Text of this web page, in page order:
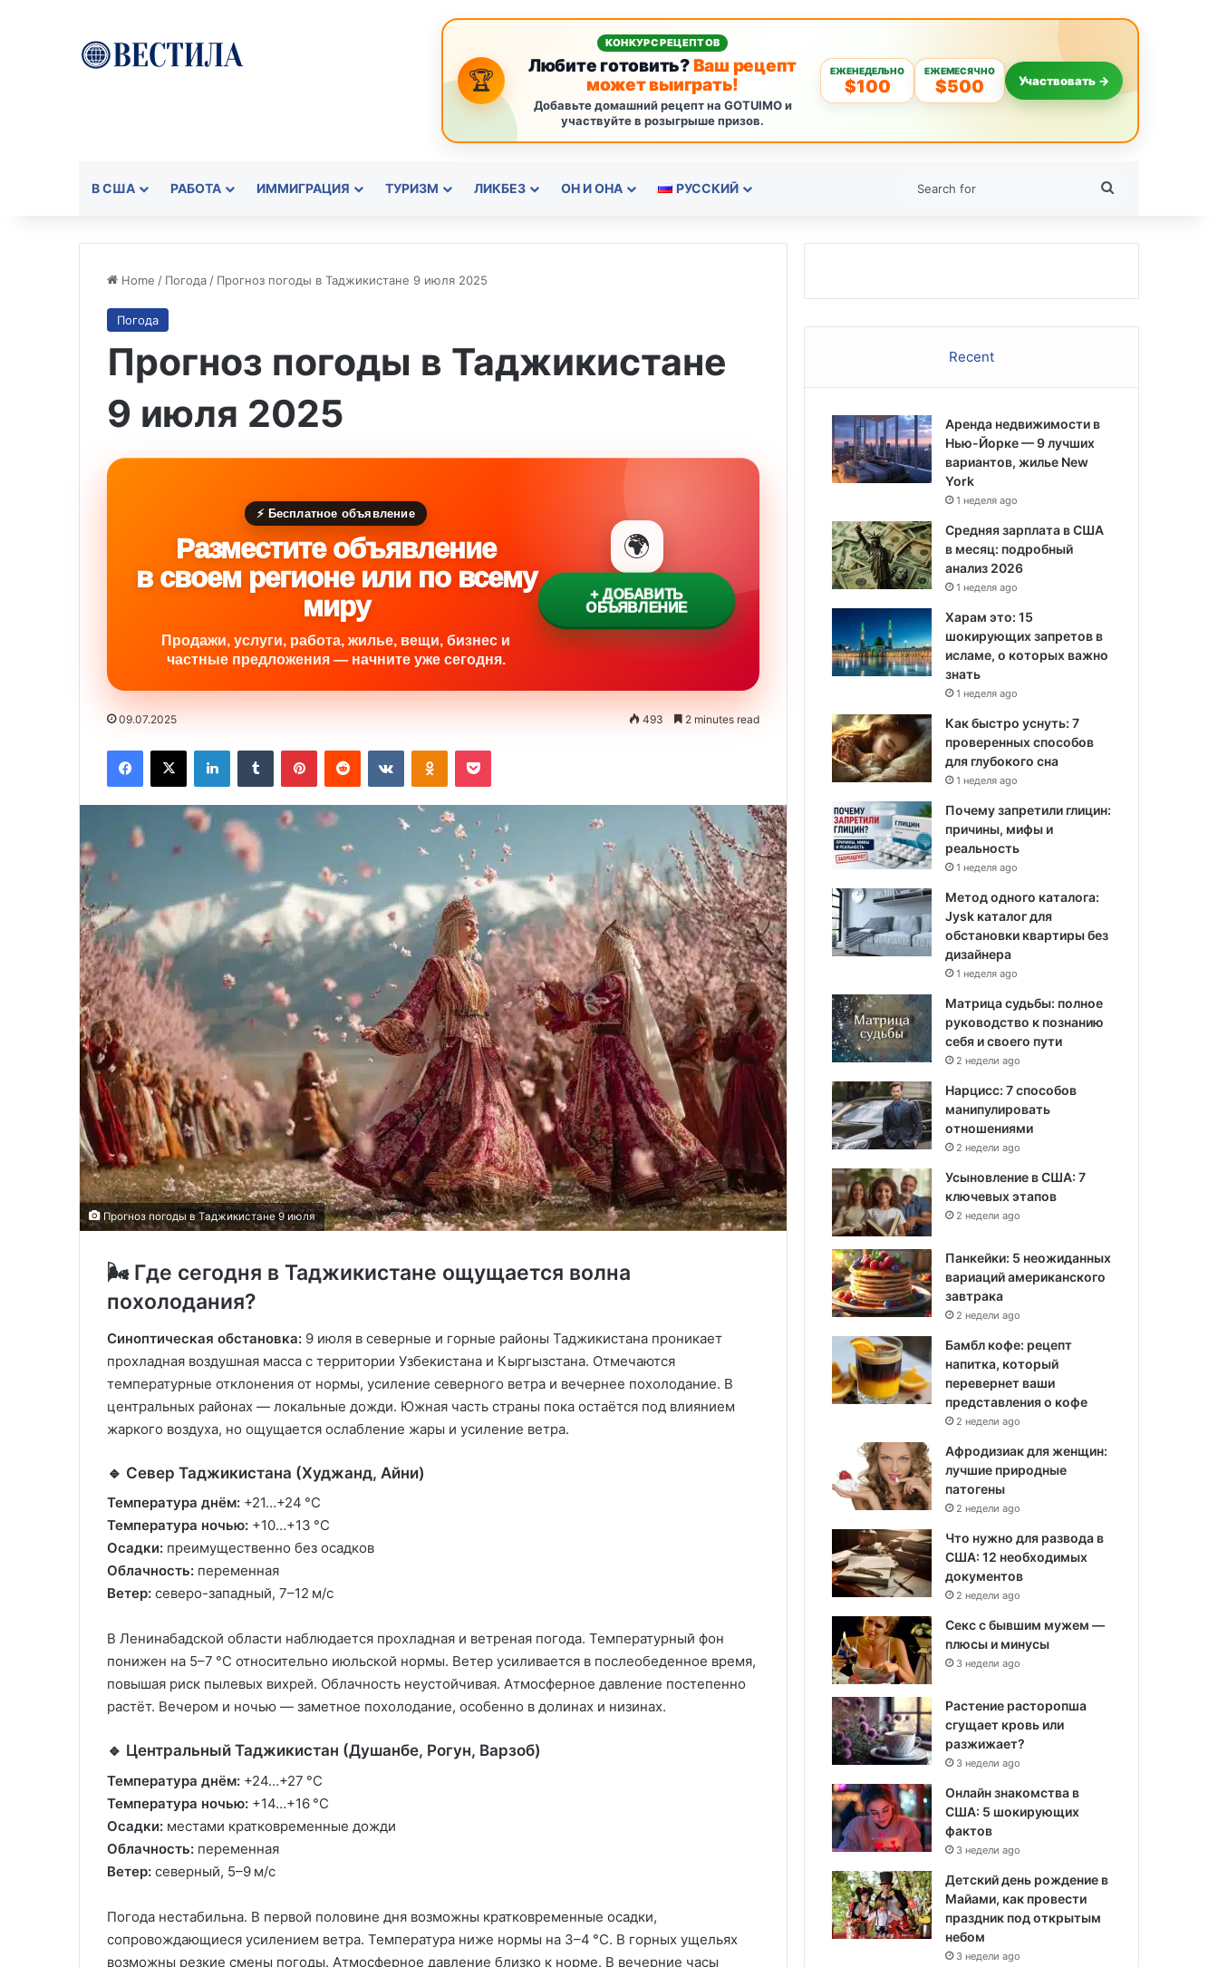
🏆
КОНКУРС РЕЦЕПТОВ
Любите готовить?Ваш рецепт
может выиграть!
Добавьте домашний рецепт на GOTUIMO и
участвуйте в розыгрыше призов.
ЕЖЕНЕДЕЛЬНО
$100
ЕЖЕМЕСЯЧНО
$500 Участвовать →
В США РАБОТА ИММИГРАЦИЯ ТУРИЗМ ЛИКБЕЗ ОН И ОНА РУССКИЙ
Home / Погода / Прогноз погоды в Таджикистане 9 июля 2025
Погода
Прогноз погоды в Таджикистане
9 июля 2025
⚡ Бесплатное объявление
Разместите объявление
в своем регионе или по всему
миру
Продажи, услуги, работа, жилье, вещи, бизнес и
частные предложения — начните уже сегодня.
🌍
+ ДОБАВИТЬ
ОБЪЯВЛЕНИЕ
09.07.2025 493 2 minutes read
Facebook
X LinkedInTumblr PinterestReddit VKontakteOdnoklassniki
Pocket
Прогноз погоды в Таджикистане 9 июля
🌬️ Где сегодня в Таджикистане ощущается волна
похолодания?
Синоптическая обстановка: 9 июля в северные и горные районы Таджикистана проникает
прохладная воздушная масса с территории Узбекистана и Кыргызстана. Отмечаются
температурные отклонения от нормы, усиление северного ветра и вечернее похолодание. В
центральных районах — локальные дожди. Южная часть страны пока остаётся под влиянием
жаркого воздуха, но ощущается ослабление жары и усиление ветра.
🔹 Север Таджикистана (Худжанд, Айни)
Температура днём: +21…+24 °C
Температура ночью: +10…+13 °C
Осадки: преимущественно без осадков
Облачность: переменная
Ветер: северо-западный, 7–12 м/с
В Ленинабадской области наблюдается прохладная и ветреная погода. Температурный фон
понижен на 5–7 °C относительно июльской нормы. Ветер усиливается в послеобеденное время,
повышая риск пылевых вихрей. Облачность неустойчивая. Атмосферное давление постепенно
растёт. Вечером и ночью — заметное похолодание, особенно в долинах и низинах.
🔹 Центральный Таджикистан (Душанбе, Рогун, Варзоб)
Температура днём: +24…+27 °C
Температура ночью: +14…+16 °C
Осадки: местами кратковременные дожди
Облачность: переменная
Ветер: северный, 5–9 м/с
Погода нестабильна. В первой половине дня возможны кратковременные осадки,
сопровождающиеся усилением ветра. Температура ниже нормы на 3–4 °C. В горных ущельях
возможны резкие смены погоды. Атмосферное давление близко к норме. В вечерние часы
Recent
Аренда недвижимости в
Нью-Йорке — 9 лучших
вариантов, жилье New
York
1 неделя ago
Средняя зарплата в США
в месяц: подробный
анализ 2026
1 неделя ago
Харам это: 15
шокирующих запретов в
исламе, о которых важно
знать
1 неделя ago
Как быстро уснуть: 7
проверенных способов
для глубокого сна
1 неделя ago
Почему запретили глицин:
причины, мифы и
реальность
1 неделя ago
Метод одного каталога:
Jysk каталог для
обстановки квартиры без
дизайнера
1 неделя ago
Матрица судьбы: полное
руководство к познанию
себя и своего пути
2 недели ago
Нарцисс: 7 способов
манипулировать
отношениями
2 недели ago
Усыновление в США: 7
ключевых этапов
2 недели ago
Панкейки: 5 неожиданных
вариаций американского
завтрака
2 недели ago
Бамбл кофе: рецепт
напитка, который
перевернет ваши
представления о кофе
2 недели ago
Афродизиак для женщин:
лучшие природные
патогены
2 недели ago
Что нужно для развода в
США: 12 необходимых
документов
2 недели ago
Секс с бывшим мужем —
плюсы и минусы
3 недели ago
Растение расторопша
сгущает кровь или
разжижает?
3 недели ago
Онлайн знакомства в
США: 5 шокирующих
фактов
3 недели ago
Детский день рождение в
Майами, как провести
праздник под открытым
небом
3 недели ago